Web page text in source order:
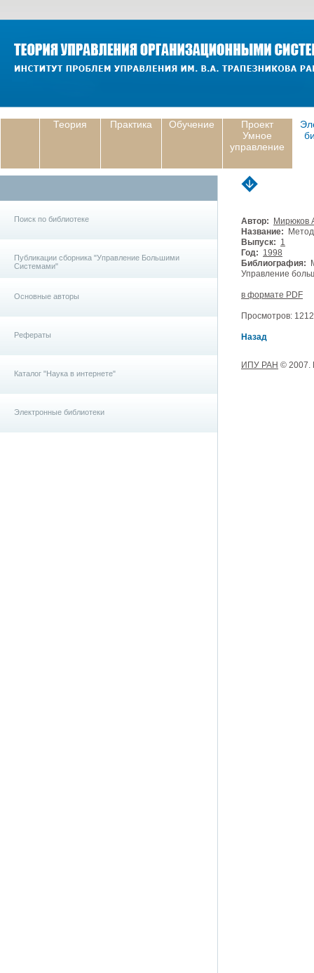
Теория Практика Обучение
Проект
Умное
управление
Поиск по библиотеке
Публикации сборника "Управление Большими
Системами"
Основные авторы
Рефераты
Каталог "Наука в интернете"
Электронные библиотеки
Автор:
Мирюков
Название:
Выпуск: 1
Год: 1998
Библиография:
Управление
в формате PDF
Просмотров:
Назад
ИПУ РАН © 2007.